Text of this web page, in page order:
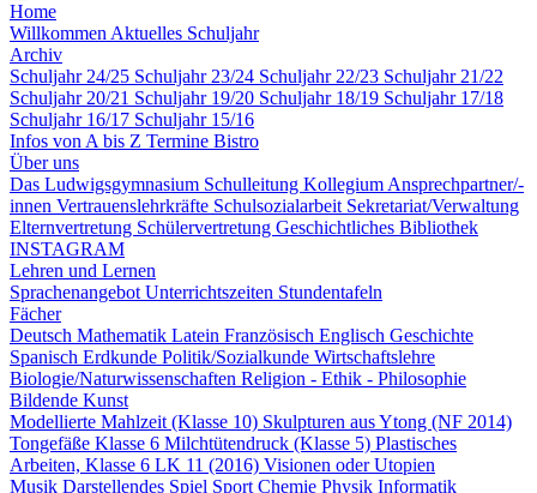
Home
Willkommen Aktuelles Schuljahr
Archiv
Schuljahr 24/25 Schuljahr 23/24 Schuljahr 22/23 Schuljahr 21/22
Schuljahr 20/21 Schuljahr 19/20 Schuljahr 18/19 Schuljahr 17/18
Schuljahr 16/17 Schuljahr 15/16
Infos von A bis Z Termine Bistro
Über uns
Das Ludwigsgymnasium Schulleitung Kollegium Ansprechpartner/-
innen Vertrauenslehrkräfte Schulsozialarbeit Sekretariat/Verwaltung
Elternvertretung Schülervertretung Geschichtliches Bibliothek
INSTAGRAM
Lehren und Lernen
Sprachenangebot Unterrichtszeiten Stundentafeln
Fächer
Deutsch Mathematik Latein Französisch Englisch Geschichte
Spanisch Erdkunde Politik/Sozialkunde Wirtschaftslehre
Biologie/Naturwissenschaften Religion - Ethik - Philosophie
Bildende Kunst
Modellierte Mahlzeit (Klasse 10) Skulpturen aus Ytong (NF 2014)
Tongefäße Klasse 6 Milchtütendruck (Klasse 5) Plastisches
Arbeiten, Klasse 6 LK 11 (2016) Visionen oder Utopien
Musik Darstellendes Spiel Sport Chemie Physik Informatik